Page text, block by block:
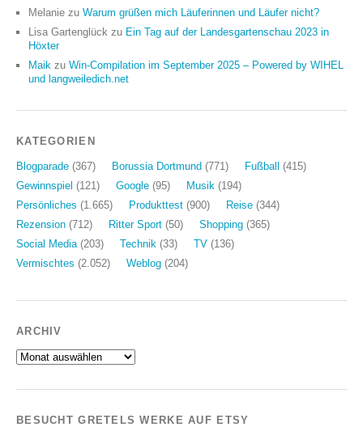
Melanie zu Warum grüßen mich Läuferinnen und Läufer nicht?
Lisa Gartenglück zu Ein Tag auf der Landesgartenschau 2023 in
Höxter
Maik zu Win-Compilation im September 2025 – Powered by WIHEL
und langweiledich.net
KATEGORIEN
Blogparade (367) Borussia Dortmund (771) Fußball
(415)
Gewinnspiel (121) Google (95) Musik (194)
Persönliches (1.665) Produkttest (900) Reise (344)
Rezension (712) Ritter Sport (50) Shopping (365)
Social Media (203) Technik (33) TV (136)
Vermischtes (2.052) Weblog (204)
ARCHIV
Archiv
BESUCHT GRETELS WERKE AUF ETSY